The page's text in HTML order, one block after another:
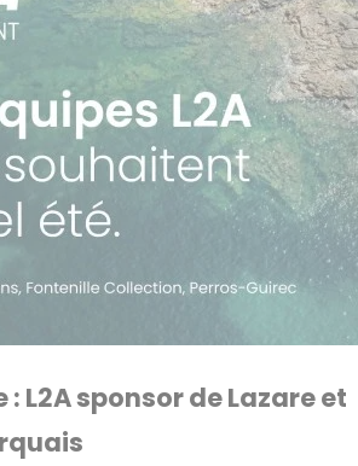
: L2A sponsor de Lazare et